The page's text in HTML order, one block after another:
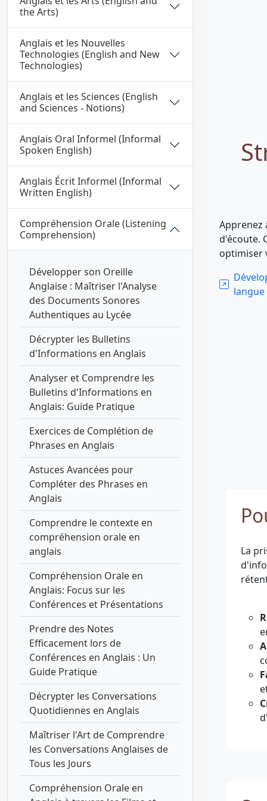
the Arts)
Anglais et les Nouvelles
Technologies (English and New
Technologies)
Anglais et les Sciences (English
and Sciences - Notions)
Anglais Oral Informel (Informal
Spoken English)
Anglais Écrit Informel (Informal
Written English)
Compréhension Orale (Listening
Comprehension)
Développer son Oreille
Anglaise : Maîtriser l'Analyse
des Documents Sonores
Authentiques au Lycée
Décrypter les Bulletins
d'Informations en Anglais
Analyser et Comprendre les
Bulletins d'Informations en
Anglais: Guide Pratique
Exercices de Complétion de
Phrases en Anglais
Astuces Avancées pour
Compléter des Phrases en
Anglais
Comprendre le contexte en
compréhension orale en
anglais
Compréhension Orale en
Anglais: Focus sur les
Conférences et Présentations
Prendre des Notes
Efficacement lors de
Conférences en Anglais : Un
Guide Pratique
Décrypter les Conversations
Quotidiennes en Anglais
Maîtriser l'Art de Comprendre
les Conversations Anglaises de
Tous les Jours
Compréhension Orale en
Apprenez
d'écoute.
optimiser
La